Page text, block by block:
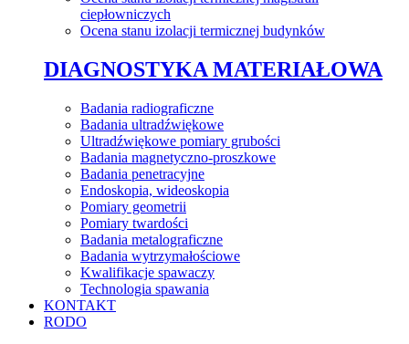
ciepłowniczych
Ocena stanu izolacji termicznej budynków
DIAGNOSTYKA MATERIAŁOWA
Badania radiograficzne
Badania ultradźwiękowe
Ultradźwiękowe pomiary grubości
Badania magnetyczno-proszkowe
Badania penetracyjne
Endoskopia, wideoskopia
Pomiary geometrii
Pomiary twardości
Badania metalograficzne
Badania wytrzymałościowe
Kwalifikacje spawaczy
Technologia spawania
KONTAKT
RODO